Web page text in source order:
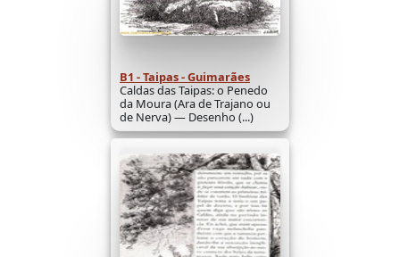
B1 - Taipas - Guimarães
Caldas das Taipas: o Penedo
da Moura (Ara de Trajano ou
de Nerva) — Desenho (...)